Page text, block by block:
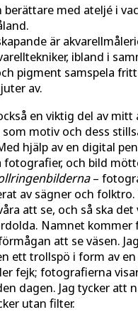
berättare med ateljé i
är
ibland i
pigment samspela
av.
en viktig del av mitt
motiv och dess
hjälp av en digital
fotografier, och bild
–
av sägner och folktro.
att se, och så ska det
Namnet kommer
att se väsen.
ett trollspö i form av
fejk; fotografierna
dagen. Jag tycker att
utan filter.